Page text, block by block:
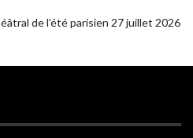
de l’été parisien 27 juillet 2026